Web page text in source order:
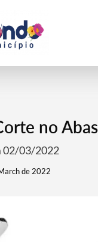
no
02/03/2022
de 2022